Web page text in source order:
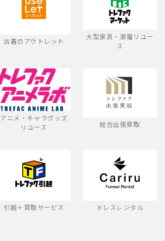
古着のアウトレット
大型家具・家電リユー
ス
アニメ・キャラグッズ
リユース
総合出張買取
引越＋買取サービス ドレスレンタル